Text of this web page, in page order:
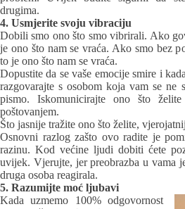
drugima.
4. Usmjerite svoju vibraciju
Dobili smo ono što smo vibrirali. Ako
je ono što nam se vraća. Ako smo bez
to je ono što nam se vraća.
Dopustite da se vaše emocije smire i
razgovarajte s osobom koja vam se
pismo. Iskomunicirajte ono što
poštovanjem.
Što jasnije tražite ono što želite,
Osnovni razlog zašto ovo radite je
razinu. Kod većine ljudi dobiti ćete
uvijek. Vjerujte, jer preobrazba u vama
druga osoba reagirala.
5. Razumijte moć ljubavi
Kada uzmemo 100% odgovornost